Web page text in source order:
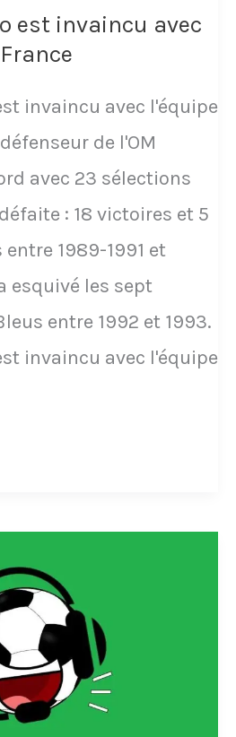
est invaincu avec
invaincu avec l'équipe
de l'OM
avec 23 sélections
: 18 victoires et 5
1989-1991 et
esquivé les sept
entre 1992 et 1993.
invaincu avec l'équipe